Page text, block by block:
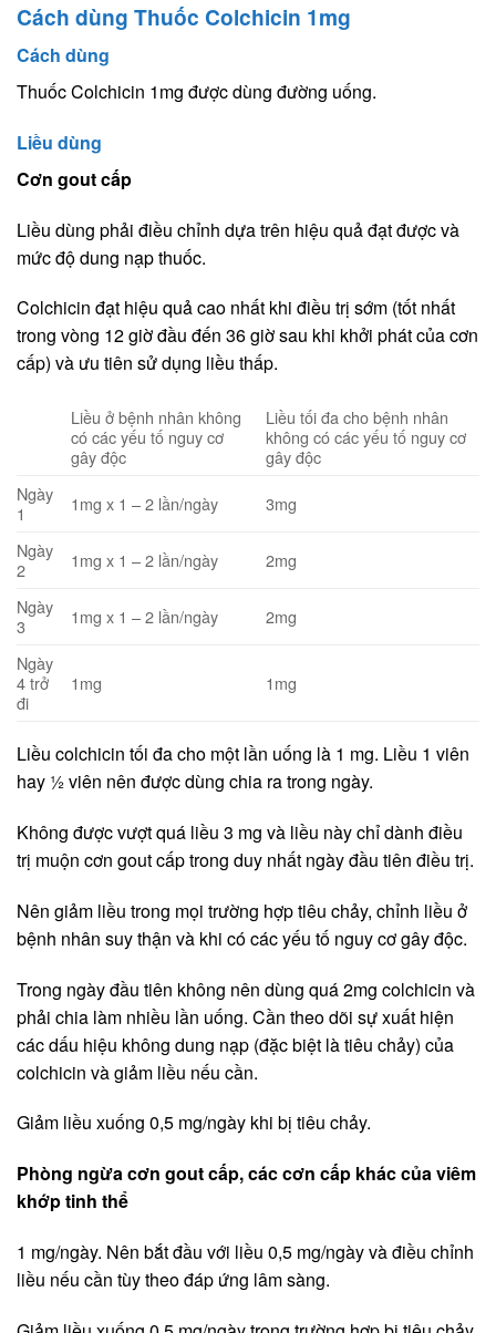
Cách dùng Thuốc Colchicin 1mg
Cách dùng
Thuốc Colchicin 1mg được dùng đường uống.
Liều dùng
Cơn gout cấp
Liều dùng phải điều chỉnh dựa trên hiệu quả đạt được và
mức độ dung nạp thuốc.
Colchicin đạt hiệu quả cao nhất khi điều trị sớm (tốt nhất
trong vòng 12 giờ đầu đến 36 giờ sau khi khởi phát của cơn
cấp) và ưu tiên sử dụng liều thấp.
Liều ở bệnh nhân không
có các yếu tố nguy cơ
gây độc
Liều tối đa cho bệnh nhân
không có các yếu tố nguy cơ
gây độc
Ngày
1
1mg x 1 – 2 lần/ngày
3mg
Ngày
2
1mg x 1 – 2 lần/ngày
2mg
Ngày
3
1mg x 1 – 2 lần/ngày
2mg
Ngày
4 trở
đi
1mg 1mg
Liều colchicin tối đa cho một lần uống là 1 mg. Liều 1 viên
hay ½ viên nên được dùng chia ra trong ngày.
Không được vượt quá liều 3 mg và liều này chỉ dành điều
trị muộn cơn gout cấp trong duy nhất ngày đầu tiên điều trị.
Nên giảm liều trong mọi trường hợp tiêu chảy, chỉnh liều ở
bệnh nhân suy thận và khi có các yếu tố nguy cơ gây độc.
Trong ngày đầu tiên không nên dùng quá 2mg colchicin và
phải chia làm nhiều lần uống. Cần theo dõi sự xuất hiện
các dấu hiệu không dung nạp (đặc biệt là tiêu chảy) của
colchicin và giảm liều nếu cần.
Giảm liều xuống 0,5 mg/ngày khi bị tiêu chảy.
Phòng ngừa cơn gout cấp, các cơn cấp khác của viêm
khớp tinh thể
1 mg/ngày. Nên bắt đầu với liều 0,5 mg/ngày và điều chỉnh
liều nếu cần tùy theo đáp ứng lâm sàng.